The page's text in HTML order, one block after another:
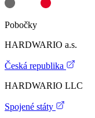
Pobočky
HARDWARIO a.s.
Česká republika
HARDWARIO LLC
Spojené státy